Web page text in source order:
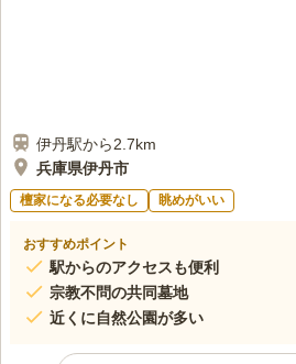
伊丹駅から2.7km
兵庫県伊丹市
檀家になる必要なし 眺めがいい
おすすめポイント
駅からのアクセスも便利
宗教不問の共同墓地
近くに自然公園が多い